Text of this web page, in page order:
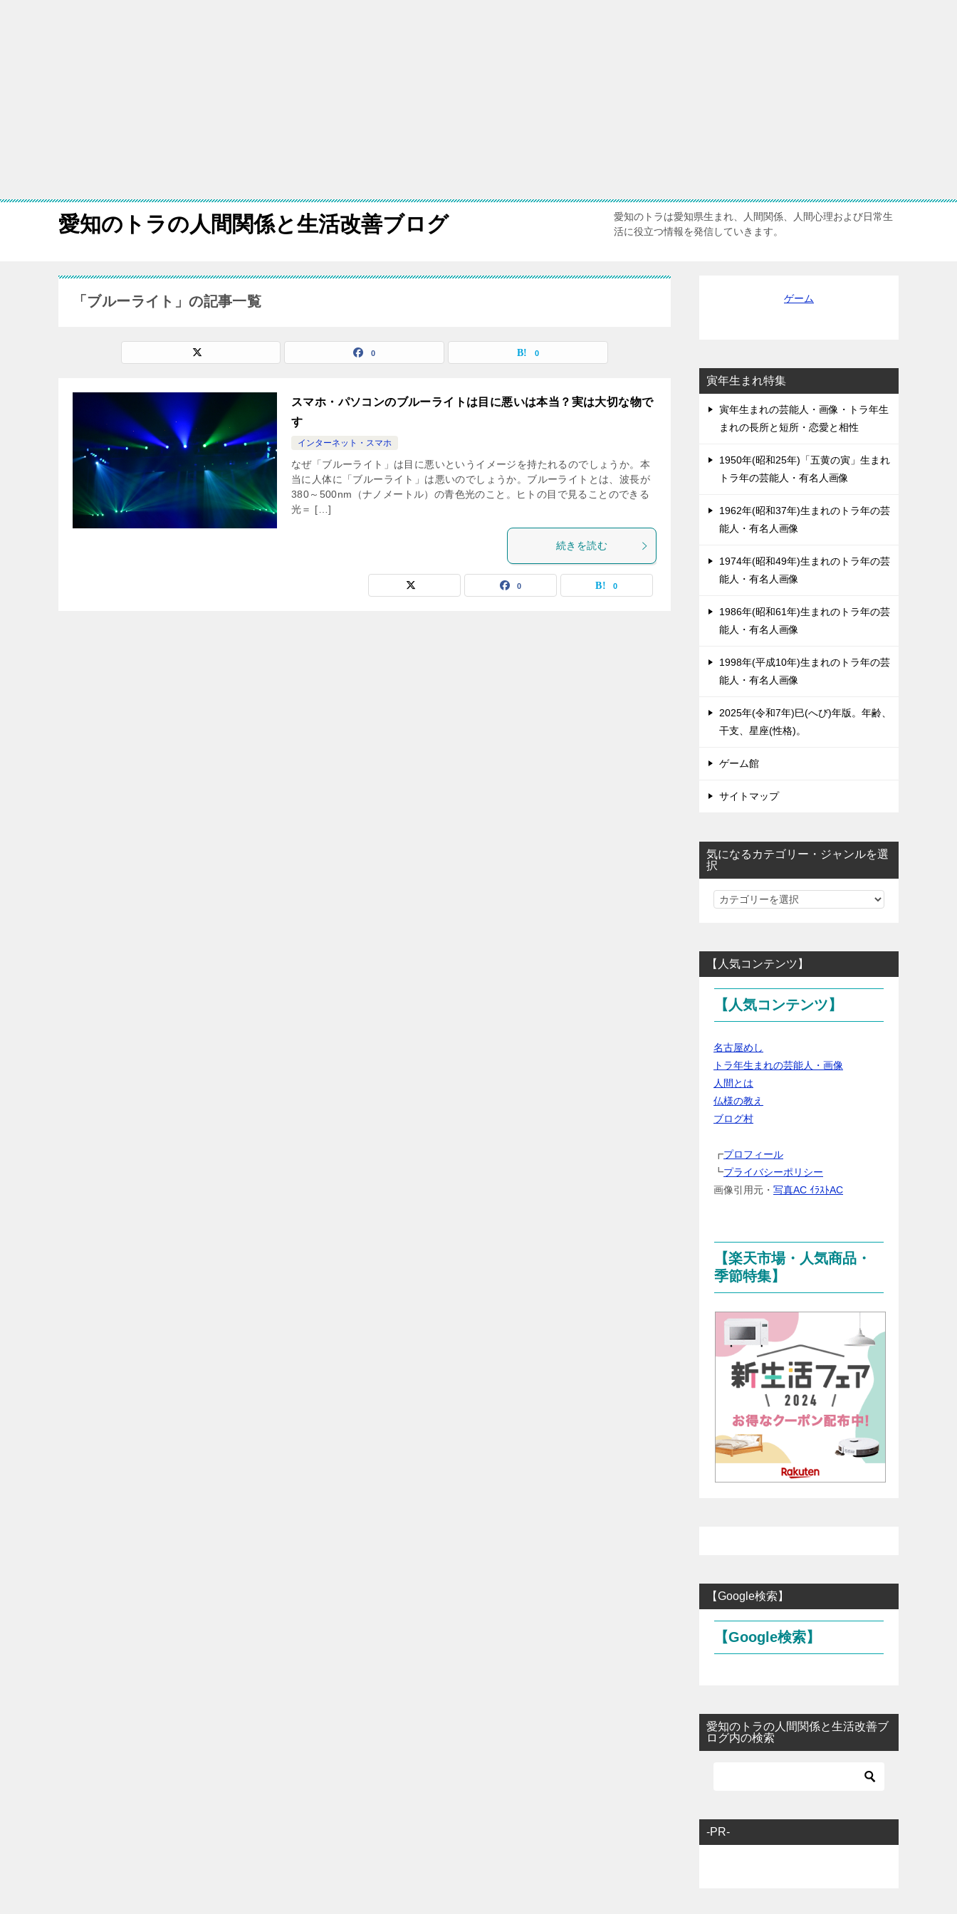
愛知のトラの人間関係と生活改善ブログ
愛知のトラは愛知県生まれ、人間関係、人間心理および日常生
活に役立つ情報を発信していきます。
「ブルーライト」の記事一覧
0 0
スマホ・パソコンのブルーライトは目に悪いは本当？実は大切な物で
す
インターネット・スマホ
なぜ「ブルーライト」は目に悪いというイメージを持たれるのでしょうか。本
当に人体に「ブルーライト」は悪いのでしょうか。ブルーライトとは、波長が
380～500nm（ナノメートル）の青色光のこと。ヒトの目で見ることのできる
光＝ […]
続きを読む
0 0
ゲーム
寅年生まれ特集
寅年生まれの芸能人・画像・トラ年生
まれの長所と短所・恋愛と相性
1950年(昭和25年)「五黄の寅」生まれ
トラ年の芸能人・有名人画像
1962年(昭和37年)生まれのトラ年の芸
能人・有名人画像
1974年(昭和49年)生まれのトラ年の芸
能人・有名人画像
1986年(昭和61年)生まれのトラ年の芸
能人・有名人画像
1998年(平成10年)生まれのトラ年の芸
能人・有名人画像
2025年(令和7年)巳(へび)年版。年齢、
干支、星座(性格)。
ゲーム館
サイトマップ
気になるカテゴリー・ジャンルを選
択
気
る
カ
テ
リ
ー・
ル
択
【人気コンテンツ】
【人気コンテンツ】
名古屋めし
トラ年生まれの芸能人・画像
人間とは
仏様の教え
ブログ村
┏プロフィール
┗プライバシーポリシー
画像引用元・ 写真AC ｲﾗｽﾄAC
【楽天市場・人気商品・
季節特集】
【Google検索】
【Google検索】
愛知のトラの人間関係と生活改善ブ
ログ内の検索
-PR-